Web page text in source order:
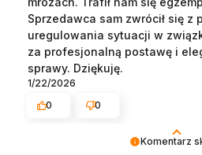
Komentarz
Sprzedawca sam zwrócił się z
uregulowania sytuacji w
za profesjonalną postawę i
sprawy. Dziękuję.
1/22/2026
0
0